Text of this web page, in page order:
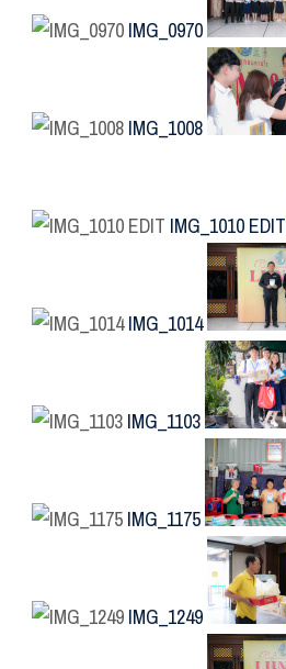
IMG_0970
IMG_1008
IMG_1010 EDIT
IMG_1014
IMG_1103
IMG_1175
IMG_1249